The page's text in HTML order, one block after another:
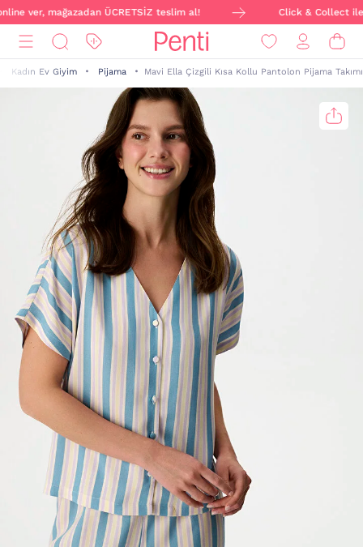
ver, mağazadan ÜCRETSİZ teslim al! Click & Collect ile
Kadın Ev Giyim Pijama Mavi Ella Çizgili Kısa Kollu Pantolon Pijama Takımı